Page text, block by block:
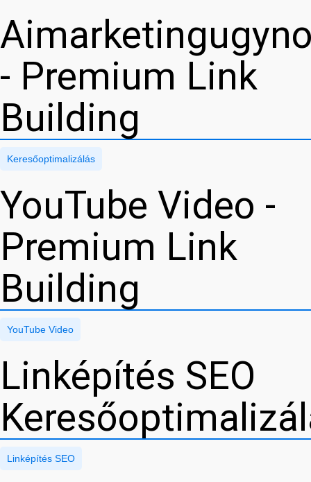
- Premium Link
Building
Keresőoptimalizálás
YouTube Video -
Premium Link
Building
YouTube Video
Linképítés SEO
Linképítés SEO